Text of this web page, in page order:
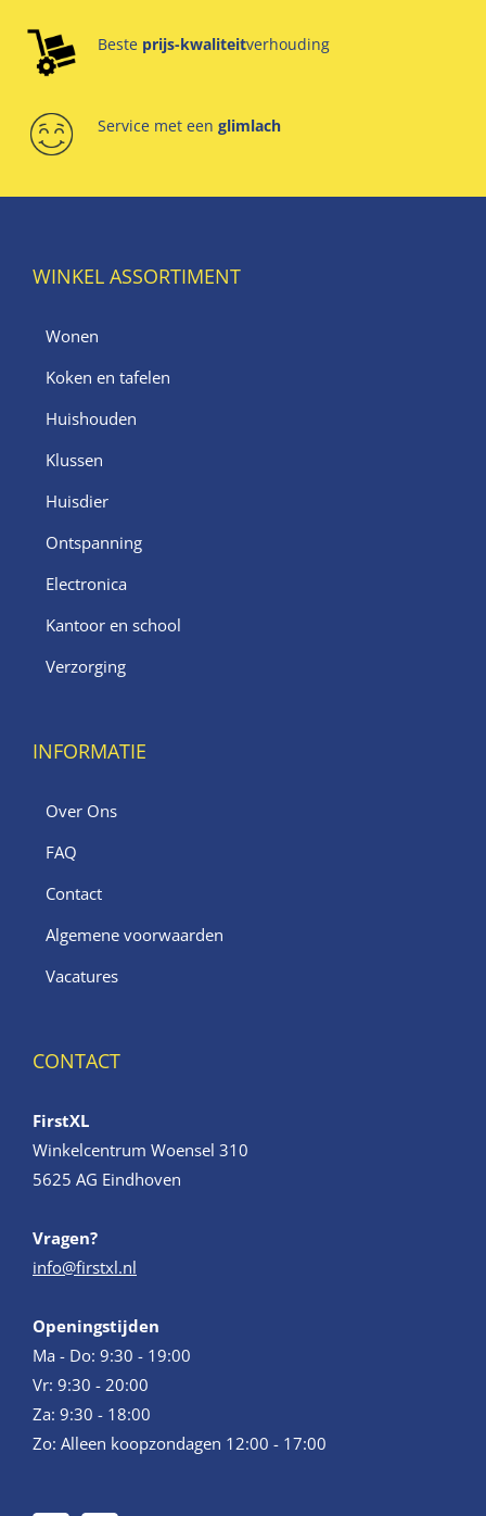
Beste prijs-kwaliteitverhouding
Service met een glimlach
WINKEL ASSORTIMENT
Wonen
Koken en tafelen
Huishouden
Klussen
Huisdier
Ontspanning
Electronica
Kantoor en school
Verzorging
INFORMATIE
Over Ons
FAQ
Contact
Algemene voorwaarden
Vacatures
CONTACT
FirstXL
Winkelcentrum Woensel 310
5625 AG Eindhoven
Vragen?
info@firstxl.nl
Openingstijden
Ma - Do: 9:30 - 19:00
Vr: 9:30 - 20:00
Za: 9:30 - 18:00
Zo: Alleen koopzondagen 12:00 - 17:00